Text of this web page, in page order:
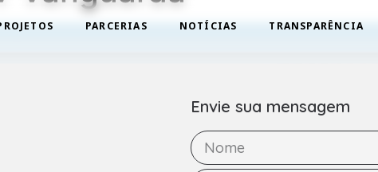
PARCERIAS NOTÍCIAS TRANSPARÊNCIA
Envie sua mensagem